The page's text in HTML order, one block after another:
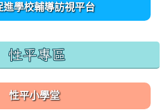
進學校輔導訪視平台
性平專區
性平小學堂